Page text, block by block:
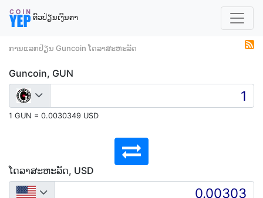
ຕົວປ່ຽນເງິນຕາ
ການແລກປ່ຽນ Guncoin ໂດລາສະຫະລັດ
Guncoin, GUN
1 GUN = 0.0030349 USD
ໂດລາສະຫະລັດ, USD